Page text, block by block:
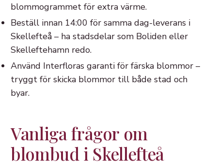
blommogrammet för extra värme.
Beställ innan 14:00 för samma dag-leverans i
Skellefteå – ha stadsdelar som Boliden eller
Skelleftehamn redo.
Använd Interfloras garanti för färska blommor –
tryggt för skicka blommor till både stad och
byar.
Vanliga frågor om
blombud i Skellefteå